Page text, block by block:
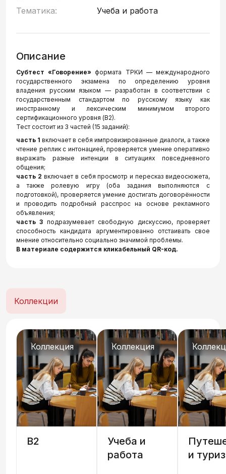
Тематика:
Учеба и работа
Описание
Субтест «Говорение» формата ТРКИ — международного
государственного экзамена по определению уровня
владения русским языком — разработан в соответствии с
государственным стандартом по русскому языку как
иностранному и лексическим минимумом второго
сертификационного уровня (В2).
Тест состоит из 3 частей (15 заданий):
часть 1 включает в себя импровизированные диалоги, а также
чтение реплик с интонацией, проверяется умение оперативно
выражать разные интенции в ситуациях повседневного
общения;
часть 2 включает в себя просмотр и пересказ видеосюжета,
а также ролевую игру (оба задания выполняются с
подготовкой), проверяется умение достигать договорённости
и проводить подробный расспрос на основе рекламного
объявления;
часть 3 подразумевает свободную дискуссию, проверяет
способность кандидата аргументированно отстаивать свое
мнение относительно социально значимой проблемы.
В материале содержится кликабельный QR-код.
Коллекции
Коллекция
B2
Коллекция
Учеба и
работа
и